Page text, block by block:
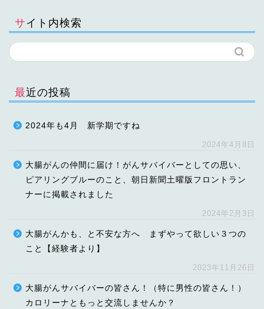
サイト内検索
最近の投稿
2024年も4月 新学期ですね
2024年4月8日
大腸がんの仲間に届け！がんサバイバーとしての思い、
ピアリングブルーのこと、朝日新聞土曜版フロントラン
ナーに掲載されました
2024年2月3日
大腸がんかも、と不安な方へ まずやって欲しい３つの
こと【経験者より】
2023年11月26日
大腸がんサバイバーの皆さん！（特に男性の皆さん！）
カロリーナともっと交流しませんか？